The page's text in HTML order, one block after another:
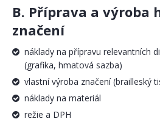
B. Příprava a výroba
značení
náklady na přípravu relevantních
(grafika, hmatová sazba)
vlastní výroba značení (brailleský
náklady na materiál
režie a DPH